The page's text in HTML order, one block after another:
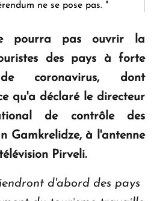
ne se pose pas. "
de résilience et d'avenir
Regency d'Arménie
Dilijan
pourra pas ouvrir la
des pays à forte
coronavirus, dont
qu'a déclaré le directeur
de contrôle des
Gamkrelidze, à l'antenne
Pirveli.
d'abord des pays